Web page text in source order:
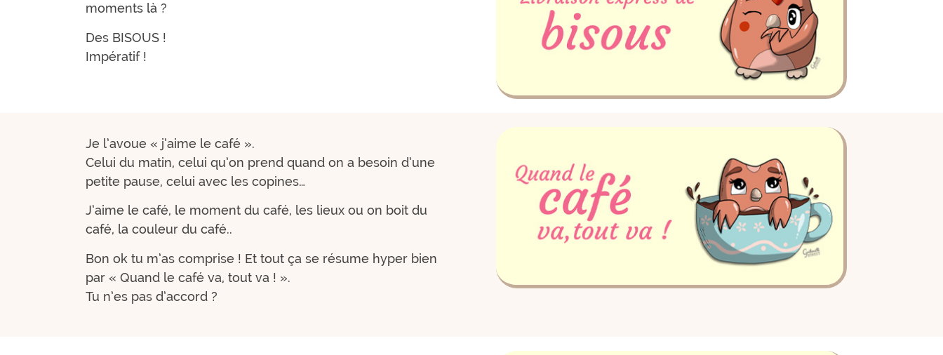
moments là ?
Des BISOUS !
Impératif !
Je l’avoue « j’aime le café ».
Celui du matin, celui qu’on prend quand on a besoin d’une
petite pause, celui avec les copines…
J’aime le café, le moment du café, les lieux ou on boit du
café, la couleur du café..
Bon ok tu m’as comprise ! Et tout ça se résume hyper bien
par « Quand le café va, tout va ! ».
Tu n’es pas d’accord ?